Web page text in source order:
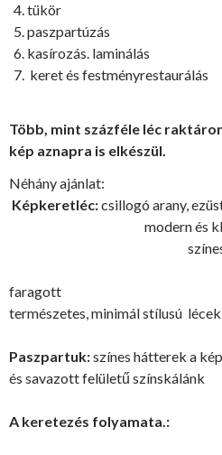
tükör
paszpartúzás
kasírozás. laminálás
keret és festményrestaurálás
Több, mint százféle léc
kép aznapra is elkészül.
Néhány
Képkeretléc:csillogó
modern és
színes
koptatott,
faragott
természetes, minimál stílusú lécek
Paszpartuk:színes hátterek a
és savazott felületű színskálánk
A keretezés folyamata.: